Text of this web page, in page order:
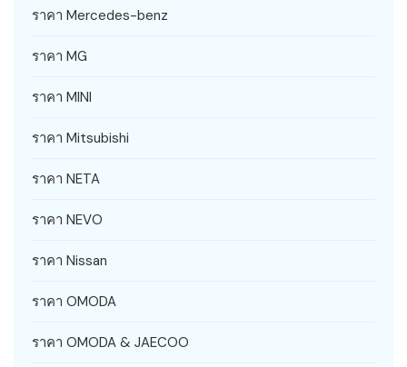
ราคา Mercedes-benz
ราคา MG
ราคา MINI
ราคา Mitsubishi
ราคา NETA
ราคา NEVO
ราคา Nissan
ราคา OMODA
ราคา OMODA & JAECOO